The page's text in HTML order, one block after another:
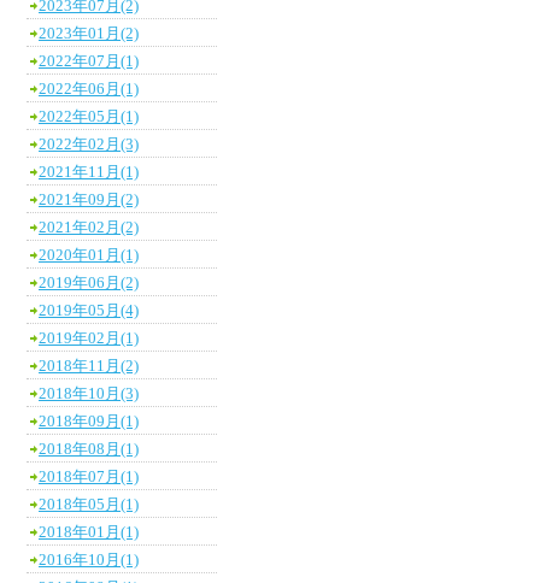
2023年07月(2)
2023年01月(2)
2022年07月(1)
2022年06月(1)
2022年05月(1)
2022年02月(3)
2021年11月(1)
2021年09月(2)
2021年02月(2)
2020年01月(1)
2019年06月(2)
2019年05月(4)
2019年02月(1)
2018年11月(2)
2018年10月(3)
2018年09月(1)
2018年08月(1)
2018年07月(1)
2018年05月(1)
2018年01月(1)
2016年10月(1)